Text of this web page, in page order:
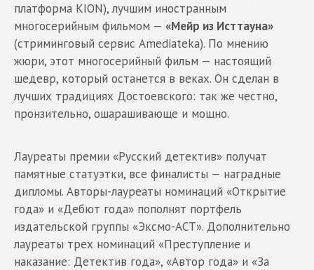
платформа KION), лучшим иностранным
многосерийным фильмом — «Мейр из Исттауна»
(стриминговый сервис Amediateka). По мнению
жюри, этот многосерийный фильм — настоящий
шедевр, который останется в веках. Он сделан в
лучших традициях Достоевского: так же честно,
пронзительно, ошарашивающе и мощно.
Лауреаты премии «Русский детектив» получат
памятные статуэтки, все финалисты — наградные
дипломы. Авторы-лауреаты номинаций «Открытие
года» и «Дебют года» пополнят портфель
издательской группы «Эксмо-АСТ». Дополнительно
лауреаты трех номинаций «Преступление и
наказание: Детектив года», «Автор года» и «За